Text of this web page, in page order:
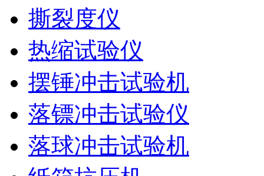
撕裂度仪
热缩试验仪
摆锤冲击试验机
落镖冲击试验仪
落球冲击试验机